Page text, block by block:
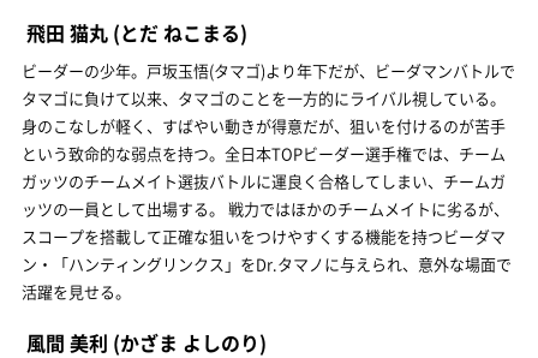
飛田 猫丸 (とだ ねこまる)
ビーダーの少年。戸坂玉悟(タマゴ)より年下だが、ビーダマンバトルで
タマゴに負けて以来、タマゴのことを一方的にライバル視している。
身のこなしが軽く、すばやい動きが得意だが、狙いを付けるのが苦手
という致命的な弱点を持つ。全日本TOPビーダー選手権では、チーム
ガッツのチームメイト選抜バトルに運良く合格してしまい、チームガ
ッツの一員として出場する。 戦力ではほかのチームメイトに劣るが、
スコープを搭載して正確な狙いをつけやすくする機能を持つビーダマ
ン・「ハンティングリンクス」をDr.タマノに与えられ、意外な場面で
活躍を見せる。
風間 美利 (かざま よしのり)